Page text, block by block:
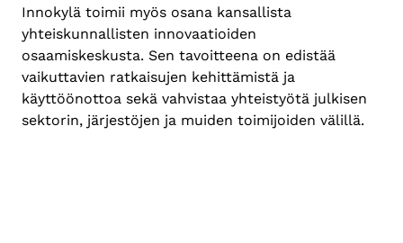
Innokylä toimii myös osana kansallista
yhteiskunnallisten innovaatioiden
osaamiskeskusta. Sen tavoitteena on edistää
vaikuttavien ratkaisujen kehittämistä ja
käyttöönottoa sekä vahvistaa yhteistyötä julkisen
sektorin, järjestöjen ja muiden toimijoiden välillä.